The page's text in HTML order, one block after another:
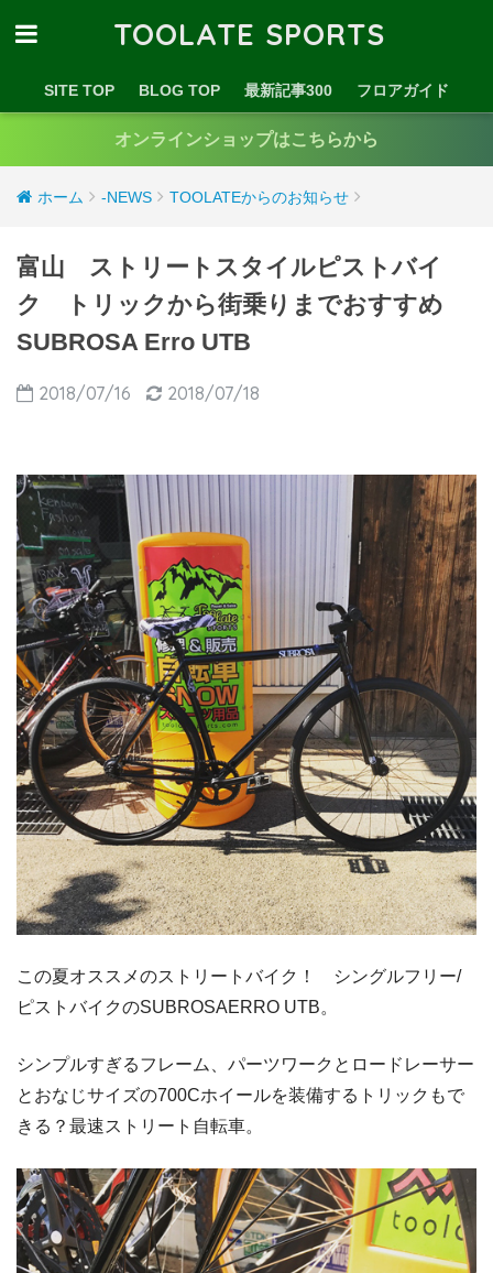
TOOLATE SPORTS
SITE TOP BLOG TOP 最新記事300 フロアガイド
オンラインショップはこちらから
ホーム -NEWS TOOLATEからのお知らせ
富山 ストリートスタイルピストバイ
ク トリックから街乗りまでおすすめ
SUBROSA Erro UTB
2018/07/16 2018/07/18
この夏オススメのストリートバイク！ シングルフリー/
ピストバイクのSUBROSAERRO UTB。
シンプルすぎるフレーム、パーツワークとロードレーサー
とおなじサイズの700Cホイールを装備するトリックもで
きる？最速ストリート自転車。